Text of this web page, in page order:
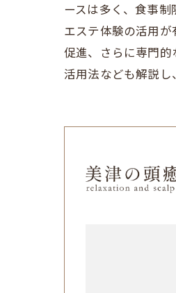
ースは多く、食事
エステ体験の活用
促進、さらに専門
活用法なども解説し